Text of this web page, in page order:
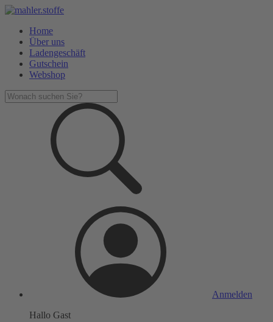
Home
Über uns
Ladengeschäft
Gutschein
Webshop
Anmelden
Hallo Gast